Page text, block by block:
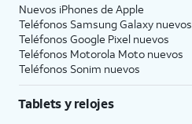
Nuevos iPhones de Apple
Teléfonos Samsung Galaxy nuevos
Teléfonos Google Pixel nuevos
Teléfonos Motorola Moto nuevos
Teléfonos Sonim nuevos
Tablets y relojes